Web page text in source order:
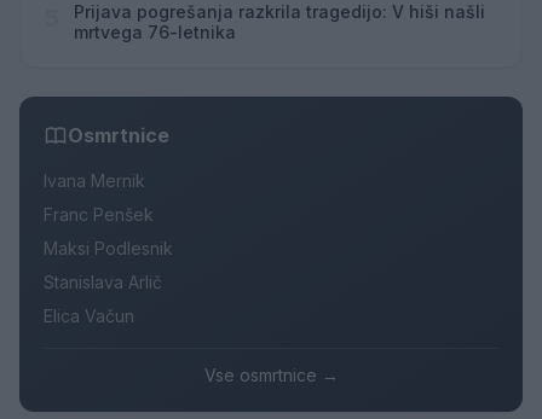
Prijava pogrešanja razkrila tragedijo: V hiši našli
mrtvega 76-letnika
Osmrtnice
Ivana Mernik
Franc Penšek
Maksi Podlesnik
Stanislava Arlič
Elica Vačun
Vse osmrtnice →